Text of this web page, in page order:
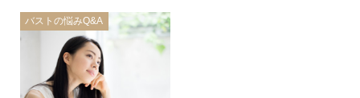
バストの悩みQ&A